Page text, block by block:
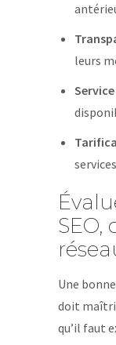
leurs
SEO,
Une
doit
qu’il faut